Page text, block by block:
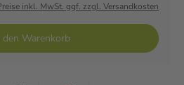
inkl. MwSt. ggf. zzgl. Versandkosten
den Warenkorb